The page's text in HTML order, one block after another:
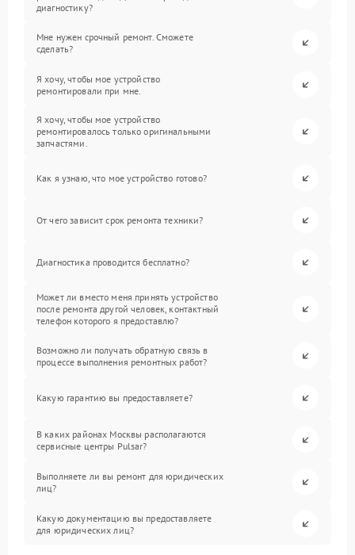
диагностику?
Мне нужен срочный ремонт. Сможете
сделать?
Я хочу, чтобы мое устройство
ремонтировали при мне.
Я хочу, чтобы мое устройство
ремонтировалось только оригинальными
запчастями.
Как я узнаю, что мое устройство готово?
От чего зависит срок ремонта техники?
Диагностика проводится бесплатно?
Может ли вместо меня принять устройство
после ремонта другой человек, контактный
телефон которого я предоставлю?
Возможно ли получать обратную связь в
процессе выполнения ремонтных работ?
Какую гарантию вы предоставляете?
В каких районах Москвы располагаются
сервисные центры Pulsar?
Выполняете ли вы ремонт для юридических
лиц?
Какую документацию вы предоставляете
для юридических лиц?